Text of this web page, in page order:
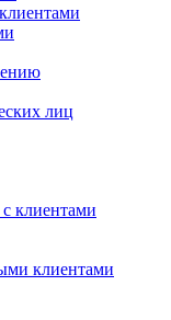
лиц
клиентами
клиентами